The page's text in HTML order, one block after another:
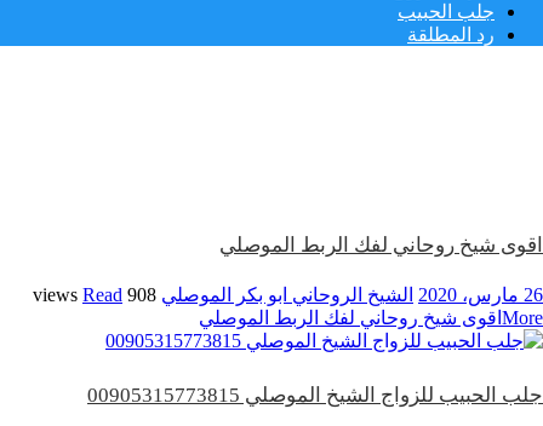
جلب الحبيب
رد المطلقة
اقوى شيخ روحاني لفك الربط الموصلي
26 مارس، 2020 الشيخ الروحاني ابو بكر الموصلي 908 views
Read
More اقوى شيخ روحاني لفك الربط الموصلي
جلب الحبيب للزواج الشيخ الموصلي 00905315773815